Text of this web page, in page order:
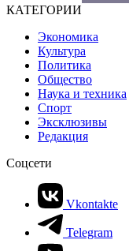
КАТЕГОРИИ
Экономика
Культура
Политика
Общество
Наука и техника
Спорт
Эксклюзивы
Редакция
Соцсети
Vkontakte
Telegram